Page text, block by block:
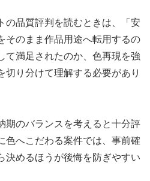
の品質評判を読むときは、「安
そのまま作品用途へ転用するの
て満足されたのか、色再現を強
切り分けて理解する必要があり
期のバランスを考えると十分評
色へこだわる案件では、事前確
決めるほうが後悔を防ぎやすい